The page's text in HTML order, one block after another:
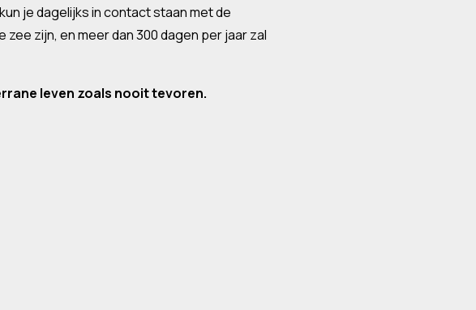
je dagelijks in contact staan met de
zijn, en meer dan 300 dagen per jaar zal
leven zoals nooit tevoren.